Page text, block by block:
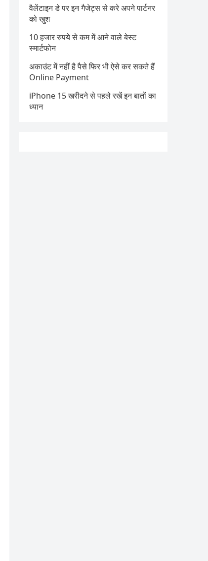
वैलेंटाइन डे पर इन गैजेट्स से करे अपने पार्टनर
को खुश
10 हजार रुपये से कम में आने वाले बेस्ट
स्मार्टफोन
अकाउंट में नहीं है पैसे फिर भी ऐसे कर सकते हैं
Online Payment
iPhone 15 खरीदने से पहले रखें इन बातों का
ध्यान